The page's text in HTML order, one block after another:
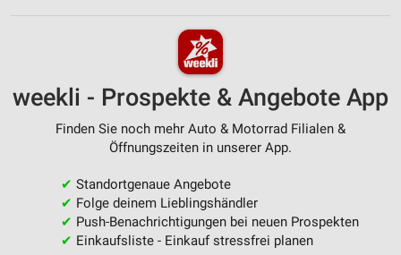
weekli - Prospekte & Angebote App
Finden Sie noch mehr Auto & Motorrad Filialen &
Öffnungszeiten in unserer App.
✔ Standortgenaue Angebote
✔ Folge deinem Lieblingshändler
✔ Push-Benachrichtigungen bei neuen Prospekten
✔ Einkaufsliste - Einkauf stressfrei planen